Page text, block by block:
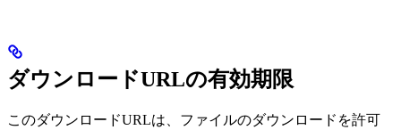
ダウンロードURLの有効期限
このダウンロードURLは、ファイルのダウンロードを許可